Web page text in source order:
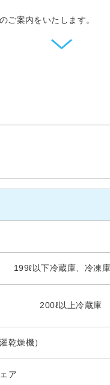
ご案内をいたします。
199ℓ以下冷蔵庫、冷凍
200ℓ以上冷蔵庫
乾燥機）
ア